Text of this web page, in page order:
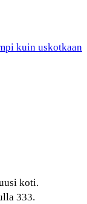
kuin uskotkaan
koti.
333.